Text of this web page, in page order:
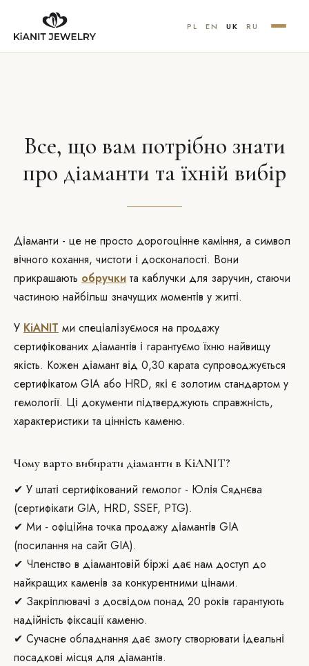
PL EN UK RU
Все, що вам потрібно знати
про діаманти та їхній вибір
Діаманти - це не просто дорогоцінне каміння, а символ
вічного кохання, чистоти і досконалості. Вони
прикрашають обручки та каблучки для заручин, стаючи
частиною найбільш значущих моментів у житті.
У KiANIT ми спеціалізуємося на продажу
сертифікованих діамантів і гарантуємо їхню найвищу
якість. Кожен діамант від 0,30 карата супроводжується
сертифікатом GIA або HRD, які є золотим стандартом у
гемології. Ці документи підтверджують справжність,
характеристики та цінність каменю.
Чому варто вибирати діаманти в KiANIT?
✔ У штаті сертифікований гемолог - Юлія Сяднєва
(сертифікати GIA, HRD, SSEF, PTG).
✔ Ми - офіційна точка продажу діамантів GIA
(посилання на сайт GIA).
✔ Членство в діамантовій біржі дає нам доступ до
найкращих каменів за конкурентними цінами.
✔ Закріплювачі з досвідом понад 20 років гарантують
надійність фіксації каменю.
✔ Сучасне обладнання дає змогу створювати ідеальні
посадкові місця для діамантів.